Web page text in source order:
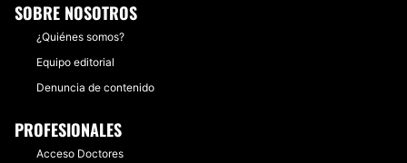
SOBRE NOSOTROS
¿Quiénes somos?
Equipo editorial
Denuncia de contenido
PROFESIONALES
Acceso Doctores